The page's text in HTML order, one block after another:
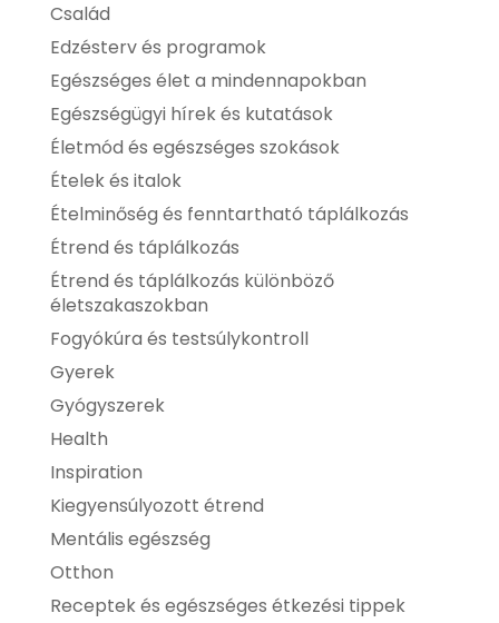
Család
Edzésterv és programok
Egészséges élet a mindennapokban
Egészségügyi hírek és kutatások
Életmód és egészséges szokások
Ételek és italok
Ételminőség és fenntartható táplálkozás
Étrend és táplálkozás
Étrend és táplálkozás különböző
életszakaszokban
Fogyókúra és testsúlykontroll
Gyerek
Gyógyszerek
Health
Inspiration
Kiegyensúlyozott étrend
Mentális egészség
Otthon
Receptek és egészséges étkezési tippek